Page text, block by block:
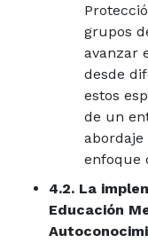
grupos
avanzar
desde
estos
de un
enfoque
4.2. La
Educación